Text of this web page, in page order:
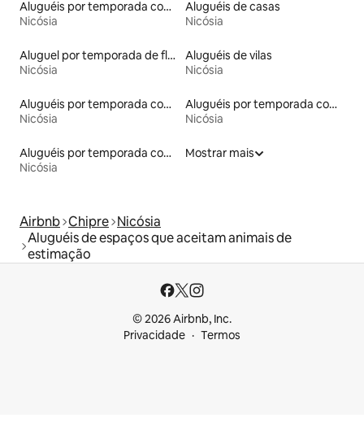
Aluguéis por temporada com acesso ao lago
Nicósia
Aluguéis de casas
Nicósia
Aluguel por temporada de flats
Nicósia
Aluguéis de vilas
Nicósia
Aluguéis por temporada com acesso à praia
Nicósia
Aluguéis por temporada com banheira de hidromassagem
Nicósia
Aluguéis por temporada com sauna
Nicósia
Mostrar mais
Airbnb Chipre Nicósia
Aluguéis de espaços que aceitam animais de
estimação
© 2026 Airbnb, Inc.
Privacidade
Termos